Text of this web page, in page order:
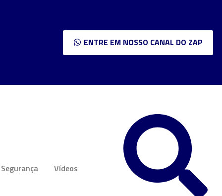
ENTRE EM NOSSO CANAL DO ZAP
Segurança Vídeos